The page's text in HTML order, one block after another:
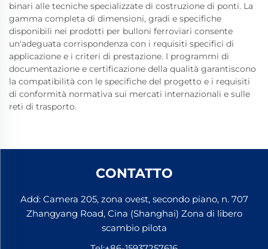
binari alle tecniche specializzate di costruzione di ponti. La
gamma completa di dimensioni, gradi e specifiche
disponibili nei prodotti per bulloni ferroviari consente
un'adeguata corrispondenza con i requisiti specifici di
applicazione e i criteri di prestazione. I programmi di
documentazione e certificazione della qualità garantiscono
la compatibilità con le specifiche del progetto e i requisiti
di conformità normativa sui mercati internazionali e sulle
reti di trasporto.
CONTATTO
Add: Camera 205, zona ovest, secondo piano, n. 707
Zhangyang Road, Cina (Shanghai) Zona di libero
scambio pilota